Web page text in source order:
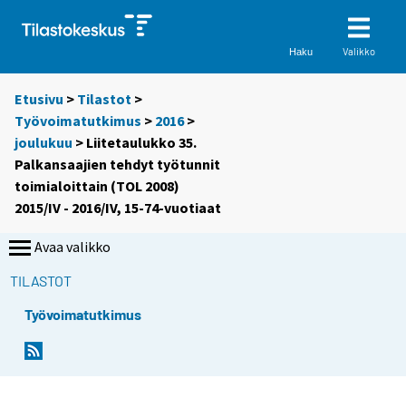
Haku Valikko
Etusivu > Tilastot >
Työvoimatutkimus > 2016>
joulukuu > Liitetaulukko 35.
Palkansaajien tehdyt työtunnit
toimialoittain (TOL 2008)
2015/IV - 2016/IV, 15-74-vuotiaat
Avaa valikko
TILASTOT
Työvoimatutkimus